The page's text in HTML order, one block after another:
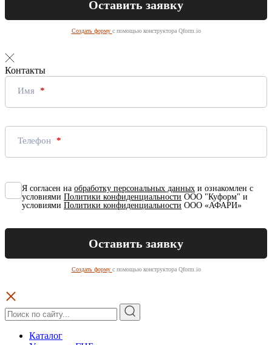
Создать форму с помощью конструктора Qform.io
Контакты
Имя
Телефон
Я согласен на обработку персональных данных и ознакомлен с
условиями Политики конфиденциальности ООО "Куформ" и
условиями Политики конфиденциальности ООО «АФАРИ»
Создать форму с помощью конструктора Qform.io
Каталог